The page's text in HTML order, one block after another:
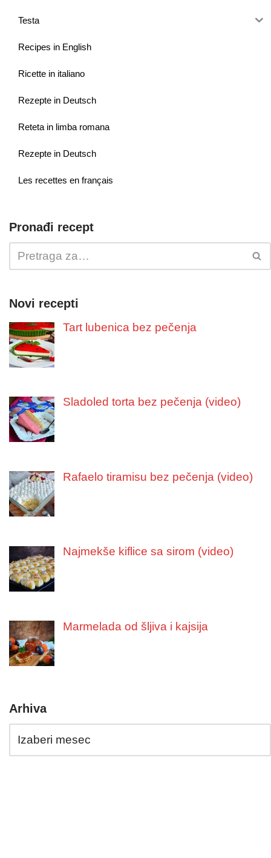
Testa
Recipes in English
Ricette in italiano
Rezepte in Deutsch
Reteta in limba romana
Rezepte in Deutsch
Les recettes en français
Pronađi recept
Novi recepti
Tart lubenica bez pečenja
Sladoled torta bez pečenja (video)
Rafaelo tiramisu bez pečenja (video)
Najmekše kiflice sa sirom (video)
Marmelada od šljiva i kajsija
Arhiva